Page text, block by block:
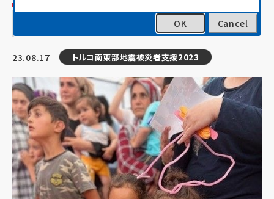
ママと赤ちゃんのためのベビーフレンドリー
23.08.17 トルコ南東部地震被災者支援2023
OK Cancel